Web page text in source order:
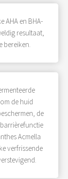
AHA en BHA-
resultaat,
bereiken.
de huid
de
Acmella
verfrissende